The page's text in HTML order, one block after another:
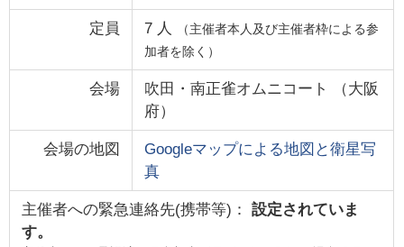
定員 7 人
（主催者本人及び主催者枠による参
加者を除く）
会場 吹田・南正雀オムニコート （大阪
府）
会場の地図
Googleマップによる地図と衛星写
真
主催者への緊急連絡先(携帯等)： 設定されていま
す。